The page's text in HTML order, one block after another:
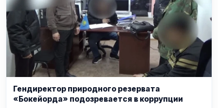
Гендиректор природного резервата
«Бокейорда» подозревается в коррупции